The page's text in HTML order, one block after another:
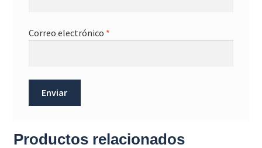
Correo electrónico *
Productos relacionados